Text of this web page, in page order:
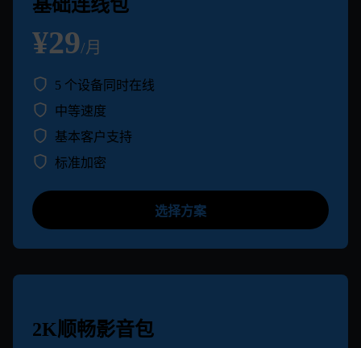
基础连线包
¥29/月
5 个设备同时在线
中等速度
基本客户支持
标准加密
选择方案
2K顺畅影音包